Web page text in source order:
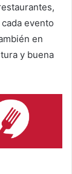
evento
en
y buena